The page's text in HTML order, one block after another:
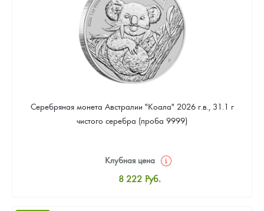
Серебряная монета Австралии "Коала" 2026 г.в., 31.1 г
чистого серебра (проба 9999)
Клубная цена
8 222 Руб.